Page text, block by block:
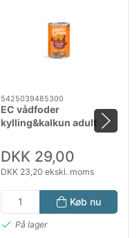
5425039485300
EC vådfoder
kylling&kalkun adult
DKK 29,00
DKK 23,20 ekskl. moms
Køb nu
På lager